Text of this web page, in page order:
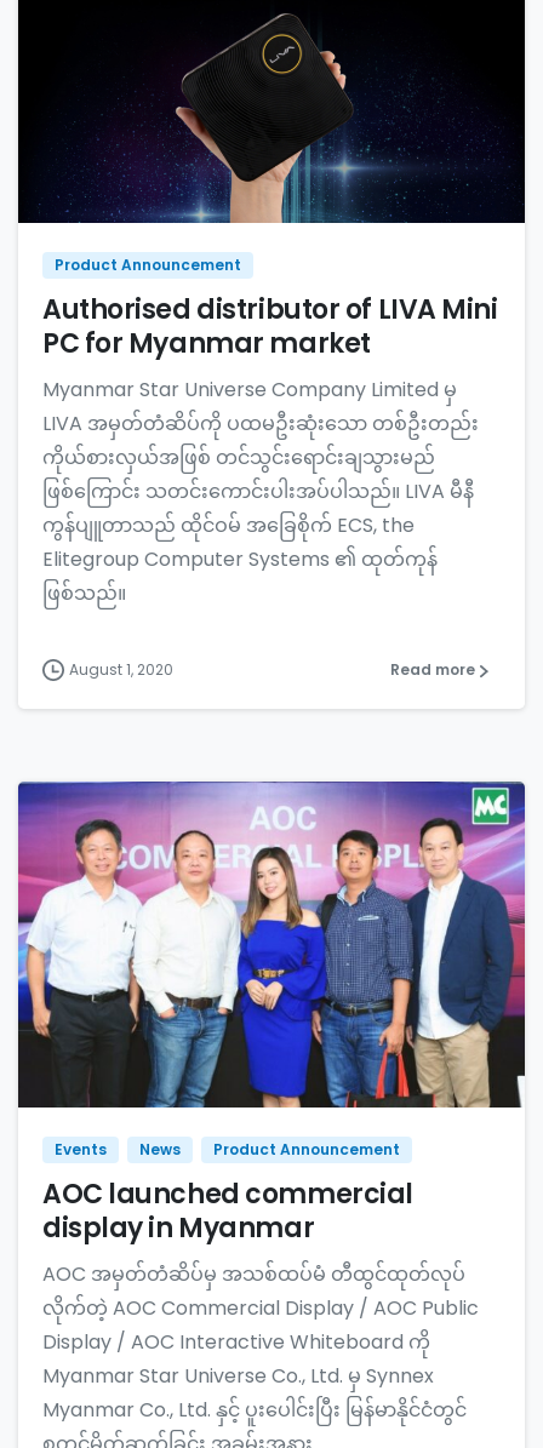
Product Announcement
Authorised distributor of LIVA Mini
PC for Myanmar market
Myanmar Star Universe Company Limited မှ
LIVA အမှတ်တံဆိပ်ကို ပထမဦးဆုံးသော တစ်ဦးတည်း
ကိုယ်စားလှယ်အဖြစ် တင်သွင်းရောင်းချသွားမည်
ဖြစ်ကြောင်း သတင်းကောင်းပါးအပ်ပါသည်။ LIVA မီနီ
ကွန်ပျူတာသည် ထိုင်ဝမ် အခြေစိုက် ECS, the
Elitegroup Computer Systems ၏ ထုတ်ကုန်
ဖြစ်သည်။
August 1, 2020 Read more
Events News Product Announcement
AOC launched commercial
display in Myanmar
AOC အမှတ်တံဆိပ်မှ အသစ်ထပ်မံ တီထွင်ထုတ်လုပ်
လိုက်တဲ့ AOC Commercial Display / AOC Public
Display / AOC Interactive Whiteboard ကို
Myanmar Star Universe Co., Ltd. မှ Synnex
Myanmar Co., Ltd. နှင့် ပူးပေါင်းပြီး မြန်မာနိုင်ငံတွင်